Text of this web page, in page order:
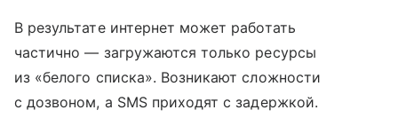
В результате интернет может работать
частично — загружаются только ресурсы
из «белого списка». Возникают сложности
с дозвоном, а SMS приходят с задержкой.